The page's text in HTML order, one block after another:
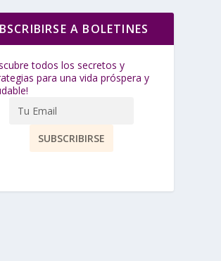
A BOLETINES
todos los secretos y
para una vida próspera y